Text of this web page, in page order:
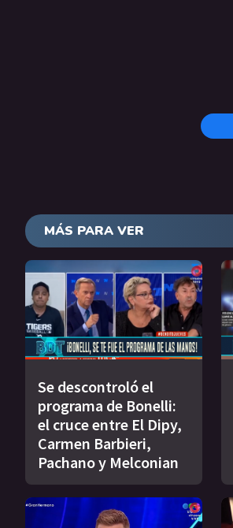
MÁS PARA VER
Se descontroló el
programa de Bonelli:
el cruce entre El Dipy,
Carmen Barbieri,
Pachano y Melconian